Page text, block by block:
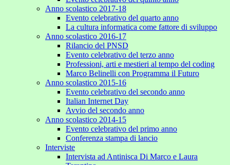
Anno scolastico 2017-18
Evento celebrativo del quarto anno
La cultura informatica come fattore di sviluppo
Anno scolastico 2016-17
Rilancio del PNSD
Evento celebrativo del terzo anno
Professioni, arti e mestieri al tempo del coding
Marco Belinelli con Programma il Futuro
Anno scolastico 2015-16
Evento celebrativo del secondo anno
Italian Internet Day
Avvio del secondo anno
Anno scolastico 2014-15
Evento celebrativo del primo anno
Conferenza stampa di lancio
Interviste
Intervista ad Antinisca Di Marco e Laura